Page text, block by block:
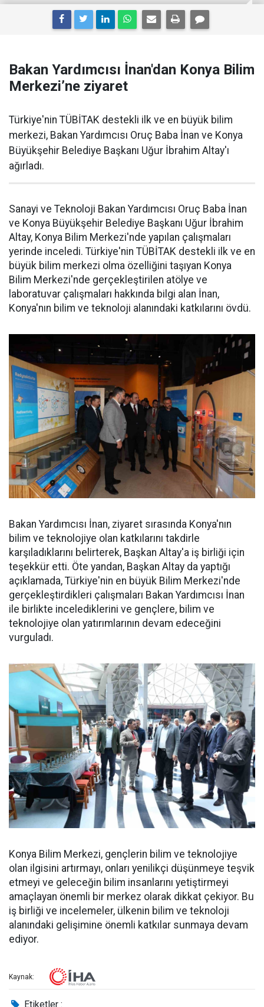
Bakan Yardımcısı İnan'dan Konya Bilim
Merkezi’ne ziyaret
Türkiye'nin TÜBİTAK destekli ilk ve en büyük bilim
merkezi, Bakan Yardımcısı Oruç Baba İnan ve Konya
Büyükşehir Belediye Başkanı Uğur İbrahim Altay'ı
ağırladı.
Sanayi ve Teknoloji Bakan Yardımcısı Oruç Baba İnan
ve Konya Büyükşehir Belediye Başkanı Uğur İbrahim
Altay, Konya Bilim Merkezi'nde yapılan çalışmaları
yerinde inceledi. Türkiye'nin TÜBİTAK destekli ilk ve en
büyük bilim merkezi olma özelliğini taşıyan Konya
Bilim Merkezi'nde gerçekleştirilen atölye ve
laboratuvar çalışmaları hakkında bilgi alan İnan,
Konya'nın bilim ve teknoloji alanındaki katkılarını övdü.
Bakan Yardımcısı İnan, ziyaret sırasında Konya'nın
bilim ve teknolojiye olan katkılarını takdirle
karşıladıklarını belirterek, Başkan Altay'a iş birliği için
teşekkür etti. Öte yandan, Başkan Altay da yaptığı
açıklamada, Türkiye'nin en büyük Bilim Merkezi'nde
gerçekleştirdikleri çalışmaları Bakan Yardımcısı İnan
ile birlikte incelediklerini ve gençlere, bilim ve
teknolojiye olan yatırımlarının devam edeceğini
vurguladı.
Konya Bilim Merkezi, gençlerin bilim ve teknolojiye
olan ilgisini artırmayı, onları yenilikçi düşünmeye teşvik
etmeyi ve geleceğin bilim insanlarını yetiştirmeyi
amaçlayan önemli bir merkez olarak dikkat çekiyor. Bu
iş birliği ve incelemeler, ülkenin bilim ve teknoloji
alanındaki gelişimine önemli katkılar sunmaya devam
ediyor.
Kaynak:
Etiketler :